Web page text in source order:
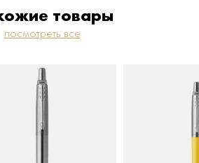
товары
посмотреть все